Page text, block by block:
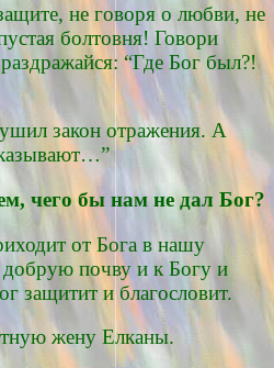
не говоря о любви, не
болтовня! Говори
“Где Бог был?!
закон отражения. А
чего бы нам не дал Бог?
от Бога в нашу
добрую почву и к Богу и
защитит и благословит.
жену Елканы.